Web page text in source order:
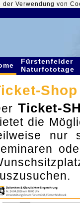
der Verwendung von
Fürstenfelder
Naturfototage
Ticket-
die
nur